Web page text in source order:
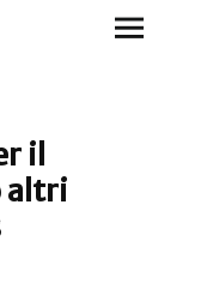
il
altri